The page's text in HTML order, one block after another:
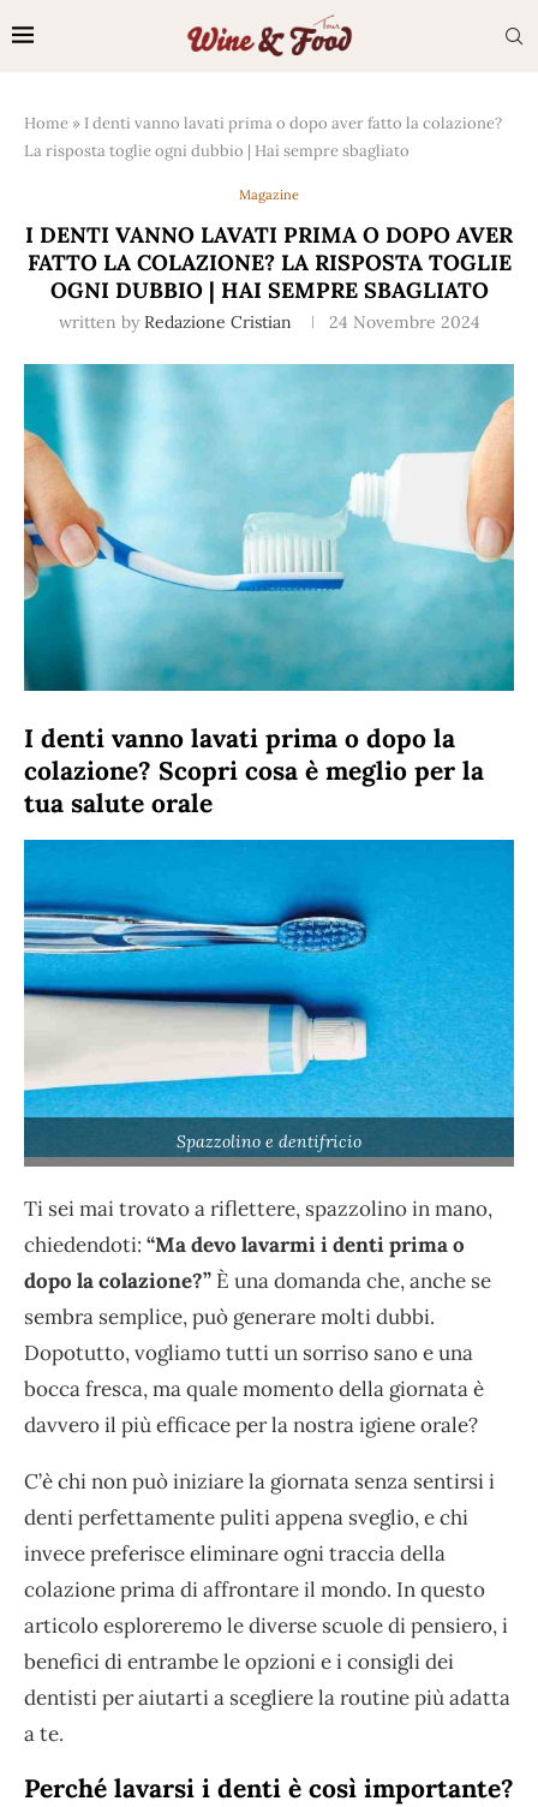
Home » I denti vanno lavati prima o dopo aver fatto la colazione?
La risposta toglie ogni dubbio | Hai sempre sbagliato
Magazine
I DENTI VANNO LAVATI PRIMA O DOPO AVER
FATTO LA COLAZIONE? LA RISPOSTA TOGLIE
OGNI DUBBIO | HAI SEMPRE SBAGLIATO
written by Redazione Cristian 24 Novembre 2024
I denti vanno lavati prima o dopo la
colazione? Scopri cosa è meglio per la
tua salute orale
Spazzolino e dentifricio
Ti sei mai trovato a riflettere, spazzolino in mano,
chiedendoti: “Ma devo lavarmi i denti prima o
dopo la colazione?” È una domanda che, anche se
sembra semplice, può generare molti dubbi.
Dopotutto, vogliamo tutti un sorriso sano e una
bocca fresca, ma quale momento della giornata è
davvero il più efficace per la nostra igiene orale?
C’è chi non può iniziare la giornata senza sentirsi i
denti perfettamente puliti appena sveglio, e chi
invece preferisce eliminare ogni traccia della
colazione prima di affrontare il mondo. In questo
articolo esploreremo le diverse scuole di pensiero, i
benefici di entrambe le opzioni e i consigli dei
dentisti per aiutarti a scegliere la routine più adatta
a te.
Perché lavarsi i denti è così importante?